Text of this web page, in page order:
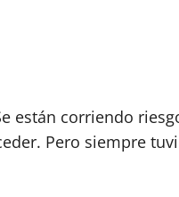
están corriendo
Pero siempre